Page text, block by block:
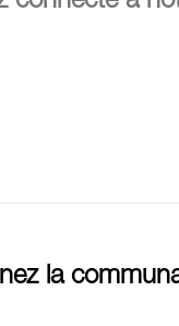
la